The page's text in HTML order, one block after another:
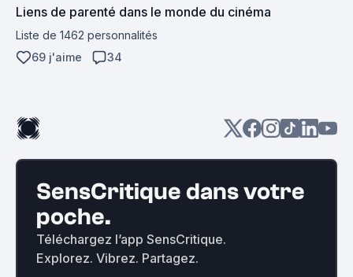
Liens de parenté dans le monde du cinéma
Liste de 1462 personnalités
69 j'aime
34
SensCritique dans votre
poche.
Téléchargez l’app SensCritique.
Explorez. Vibrez. Partagez.